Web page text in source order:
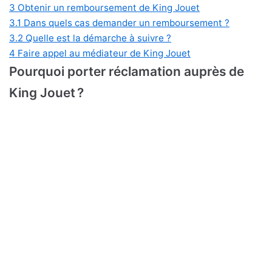
3 Obtenir un remboursement de King Jouet
3.1 Dans quels cas demander un remboursement ?
3.2 Quelle est la démarche à suivre ?
4 Faire appel au médiateur de King Jouet
Pourquoi porter réclamation auprès de
King Jouet ?